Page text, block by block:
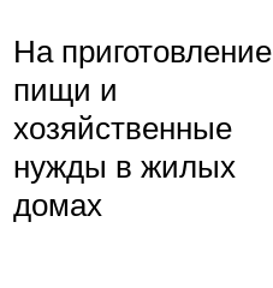
На приготовление
пищи и
хозяйственные
нужды в жилых
домах